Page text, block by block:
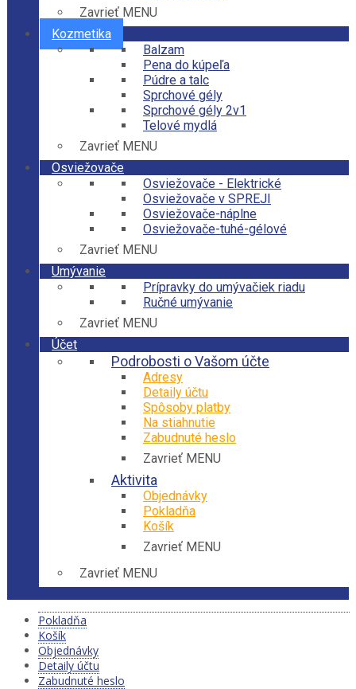
Zavrieť MENU
Kozmetika
Balzam
Pena do kúpeľa
Púdre a talc
Sprchové gély
Sprchové gély 2v1
Telové mydlá
Zavrieť MENU
Osviežovače
Osviežovače - Elektrické
Osviežovače v SPREJI
Osviežovače-náplne
Osviežovače-tuhé-gélové
Zavrieť MENU
Umývanie
Prípravky do umývačiek riadu
Ručné umývanie
Zavrieť MENU
Účet
Podrobosti o Vašom účte
Adresy
Detaily účtu
Spôsoby platby
Na stiahnutie
Zabudnuté heslo
Zavrieť MENU
Aktivita
Objednávky
Pokladňa
Košík
Zavrieť MENU
Zavrieť MENU
Pokladňa
Košík
Objednávky
Detaily účtu
Zabudnuté heslo